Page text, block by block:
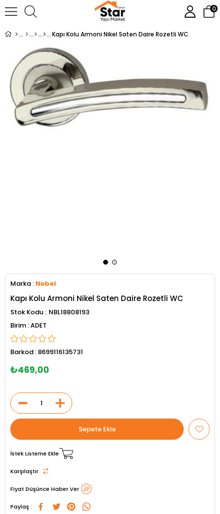
0
Kapı Kolu Armoni Nikel Saten Daire Rozetli WC
Marka : Nobel
Kapı Kolu Armoni Nikel Saten Daire Rozetli WC
Stok Kodu
NBL18808193
ADET
Barkod : 8699116135731
₺469,00
İstek Listeme Ekle
Karşılaştır
Fiyat Düşünce Haber Ver
Paylaş :